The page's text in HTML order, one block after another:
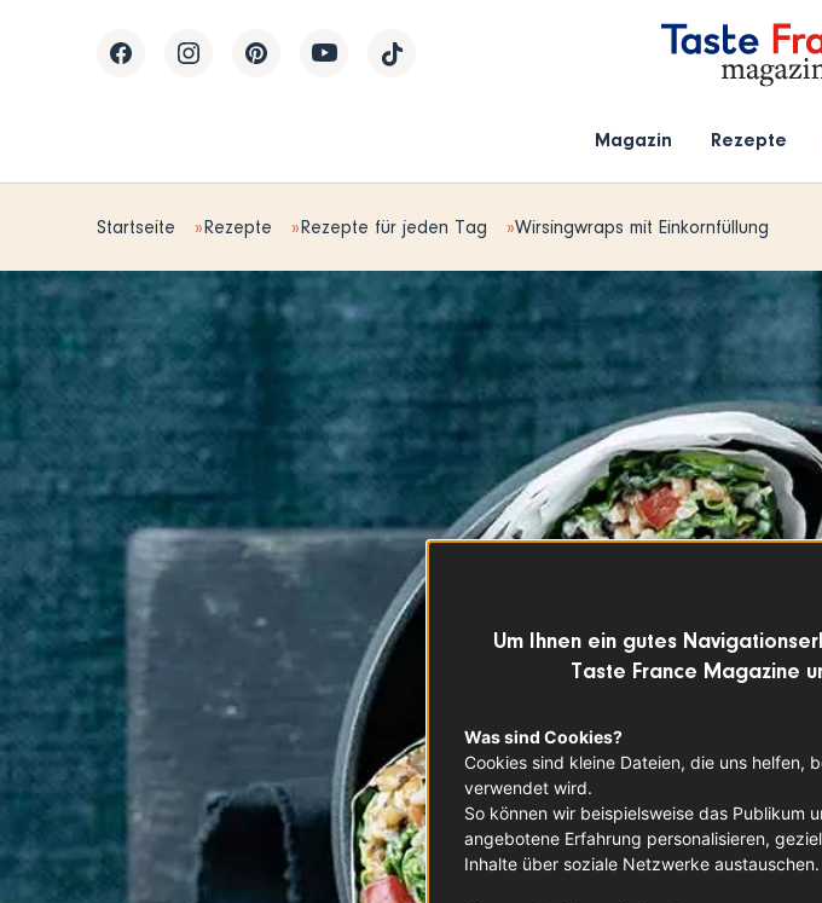
Magazin Rezepte
Startseite Rezepte Rezepte für jeden Tag Wirsingwraps mit Einkornfüllung
Um Ihnen ein gutes
Taste France Magazine
Was sind Cookies?
Cookies sind kleine Dateien, die uns helfen,
verwendet wird.
So können wir beispielsweise das Publikum
angebotene Erfahrung personalisieren,
Inhalte über soziale Netzwerke austauschen.